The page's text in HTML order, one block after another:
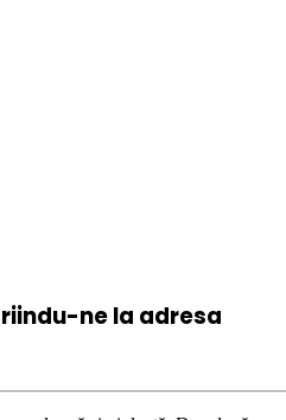
ne la adresa